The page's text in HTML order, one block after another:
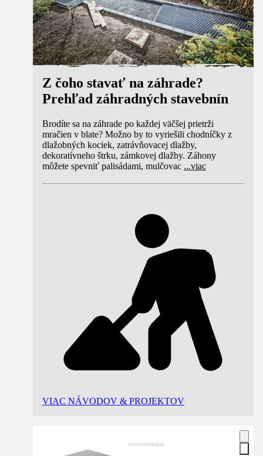
Z čoho stavať na záhrade?
Prehľad záhradných stavebnín
Brodíte sa na záhrade po každej väčšej prietrži
mračien v blate? Možno by to vyriešili chodníčky z
dlažobných kociek, zatrávňovacej dlažby,
dekoratívneho štrku, zámkovej dlažby. Záhony
môžete spevniť palisádami, mulčovac ...viac
VIAC NÁVODOV & PROJEKTOV